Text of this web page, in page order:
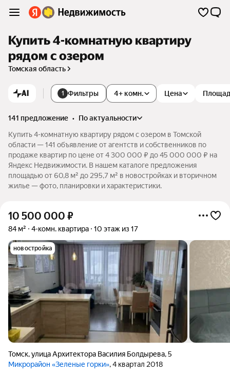
Купить 4-комнатную квартиру
рядом с озером
Томская область
AI 1 Фильтры 4+ комн. Цена
141 предложение •
по актуальности
Купить 4-комнатную квартиру рядом с озером в Томской
области — 141 объявление от агентств и собственников по
продаже квартир по цене от 4 300 000 ₽ до 45 000 000 ₽ на
Яндекс Недвижимости. В нашем каталоге предложения
площадью от 60,8 м² до 295,7 м² в новостройках и вторичном
жилье — фото, планировки и характеристики.
10 500 000 ₽
84 м² 4-комн. квартира 10 этаж из 17
новостройка
Томск,улица Архитектора Василия Болдырева,5
Микрорайон «Зеленые горки», 4 квартал 2018